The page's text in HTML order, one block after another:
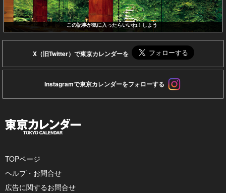
この記事が気に入ったらいいね！しよう
X（旧Twitter）で東京カレンダーを
Instagramで東京カレンダーをフォローする
TOPページ
ヘルプ・お問合せ
広告に関するお問合せ